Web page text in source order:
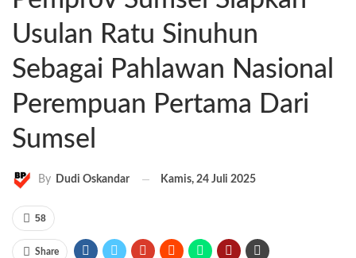
Usulan Ratu Sinuhun
Sebagai Pahlawan Nasional
Perempuan Pertama Dari
Sumsel
By Dudi Oskandar Kamis, 24 Juli 2025
58
Share